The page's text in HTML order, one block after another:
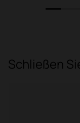
Schließen